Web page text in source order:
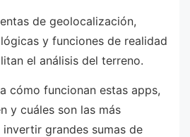
de geolocalización,
y funciones de realidad
el análisis del terreno.
cómo funcionan estas apps,
y cuáles son las más
grandes sumas de